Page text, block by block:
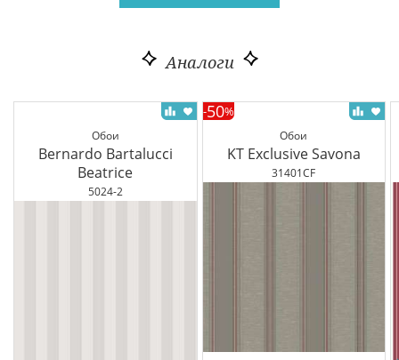
Аналоги
Обои
Bernardo Bartalucci
Beatrice
5024-2
Обои
KT Exclusive Savona
31401CF
-50%